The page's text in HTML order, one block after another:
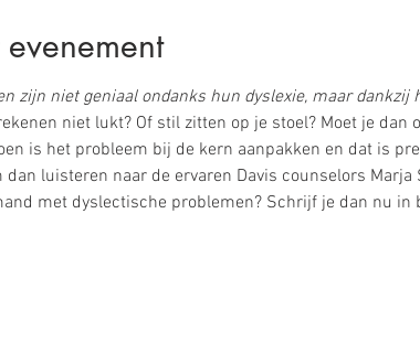
zijn niet geniaal ondanks hun dyslexie, maar dankzij
niet lukt? Of stil zitten op je stoel? Moet je dan
is het probleem bij de kern aanpakken en dat is
dan luisteren naar de ervaren Davis counselors
met dyslectische problemen? Schrijf je dan nu